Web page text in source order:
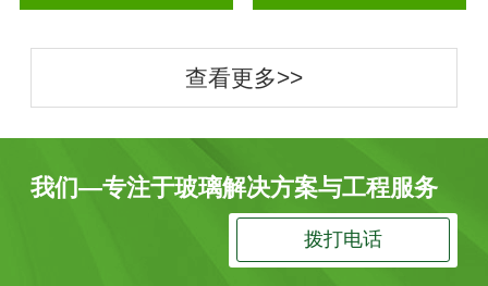
查看更多>>
我们—专注于玻璃解决方案与工程服务
拨打电话